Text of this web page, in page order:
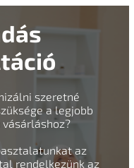
szeretné
a legjobb
az
rendelkezünk az